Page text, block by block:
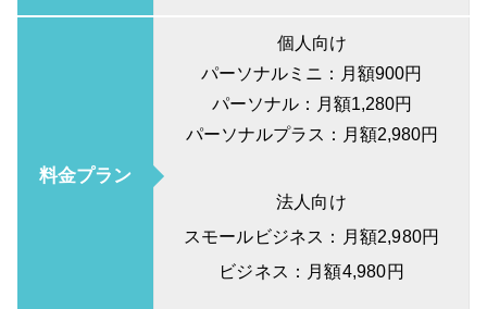
料金プラン
個人向け
パーソナルミニ：月額900円
パーソナル：月額1,280円
パーソナルプラス：月額2,980円
法人向け
スモールビジネス：月額2,980円
ビジネス：月額4,980円